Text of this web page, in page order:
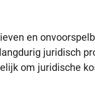
en
juridisch
om juridische